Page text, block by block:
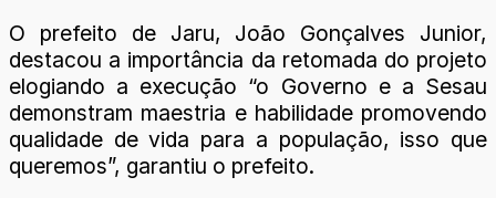
O prefeito de Jaru, João Gonçalves Junior,
destacou a importância da retomada do projeto
elogiando a execução “o Governo e a Sesau
demonstram maestria e habilidade promovendo
qualidade de vida para a população, isso que
queremos”, garantiu o prefeito.